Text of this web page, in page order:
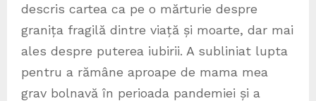
descris cartea ca pe o mărturie despre
granița fragilă dintre viață și moarte, dar mai
ales despre puterea iubirii. A subliniat lupta
pentru a rămâne aproape de mama mea
grav bolnavă în perioada pandemiei și a